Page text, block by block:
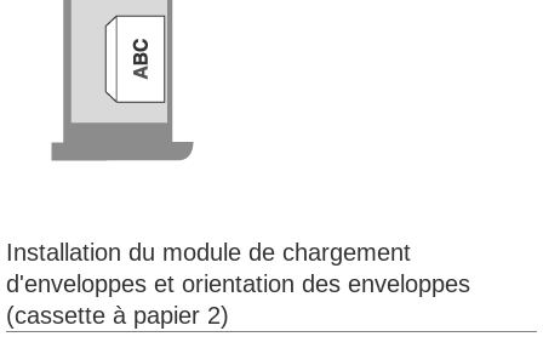
Installation du module de chargement
d'enveloppes et orientation des enveloppes
(cassette à papier 2)